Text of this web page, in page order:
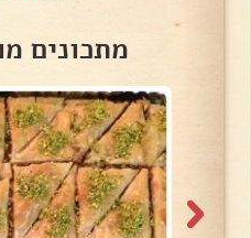
מתכונים